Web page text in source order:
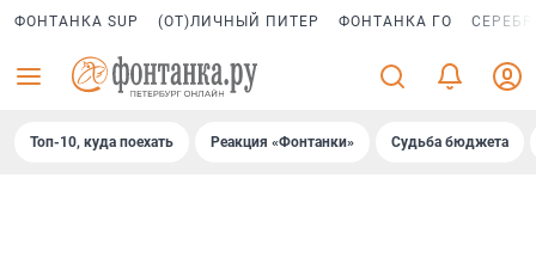
ФОНТАНКА SUP (ОТ)ЛИЧНЫЙ ПИТЕР ФОНТАНКА ГО
Топ-10, куда поехать Реакция «Фонтанки» Судьба бюджета